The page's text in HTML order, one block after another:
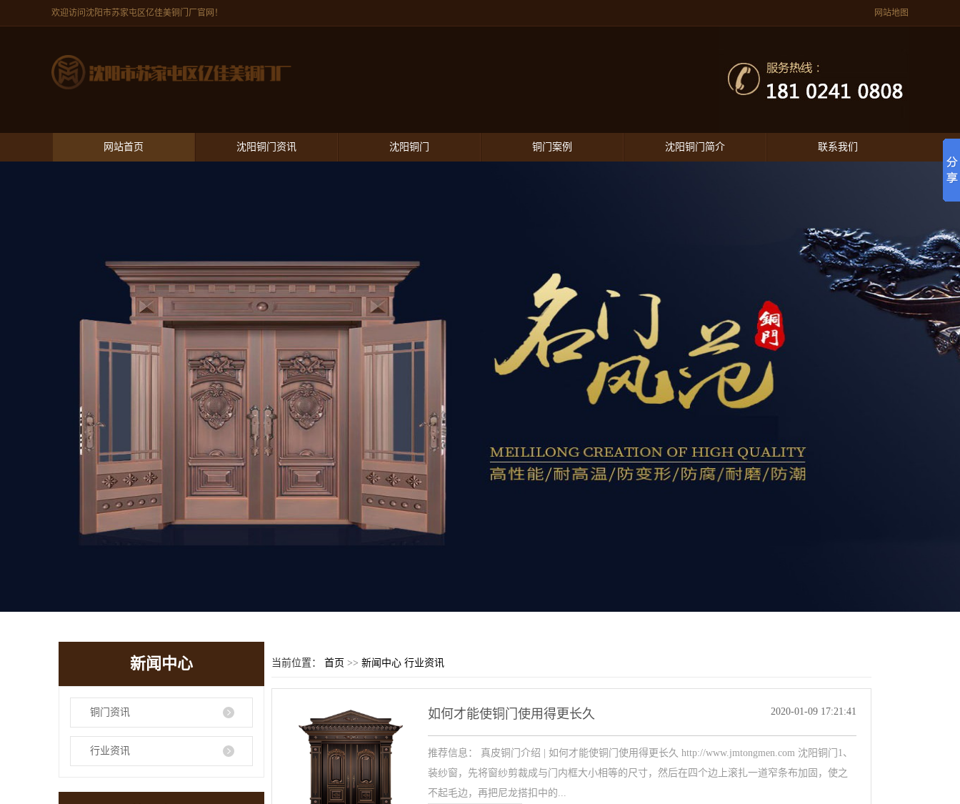
欢迎访问沈阳市苏家屯区亿佳美铜门厂官网！ 网站地图
网站首页 沈阳铜门资讯 沈阳铜门 铜门案例 沈阳铜门简介 联系我们
新闻中心
铜门资讯
行业资讯
当前位置： 首页 >> 新闻中心 行业资讯
如何才能使铜门​使用得更长久 2020-01-09 17:21:41
推荐信息： 真皮铜门介绍 | 如何才能使铜门使用得更长久 http://www.jmtongmen.com 沈阳铜门1、
装纱窗，先将窗纱剪裁成与门内框大小相等的尺寸，然后在四个边上滚扎一道窄条布加固，使之
不起毛边，再把尼龙搭扣中的...